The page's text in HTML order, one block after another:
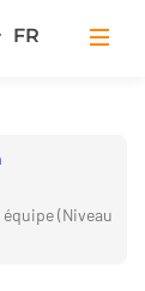
FR
(Niveau